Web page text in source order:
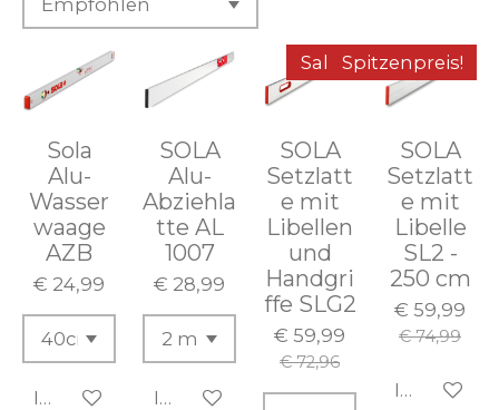
Sola
Alu-
Wasser
waage
AZB
€ 24,99
In den Warenkorb
SOLA
Alu-
Abziehla
tte AL
1007
€ 28,99
In den Warenkorb
Sale!
SOLA
Setzlatt
e mit
Libellen
und
Handgri
ffe SLG2
€ 59,99
€ 72,96
Spitzenpreis!
SOLA
Setzlatt
e mit
Libelle
SL2 -
250 cm
€ 59,99
€ 74,99
In den